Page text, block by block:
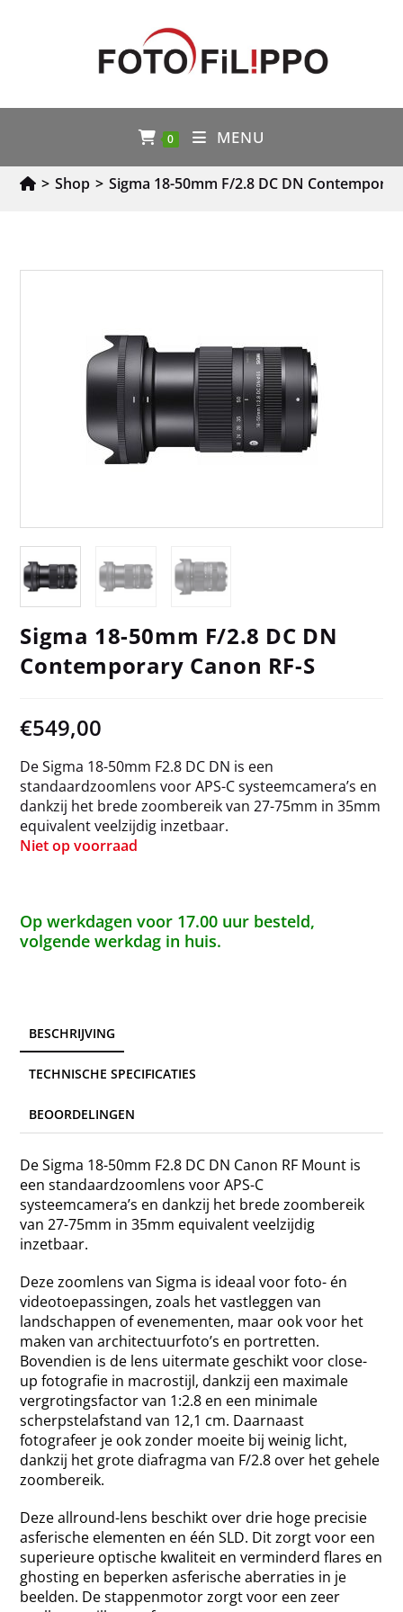
0 MENU
> Shop > Sigma 18-50mm F/2.8 DC DN
Sigma 18-50mm F/2.8 DC DN
Contemporary Canon RF-S
€549,00
De Sigma 18-50mm F2.8 DC DN is een
standaardzoomlens voor APS-C systeemcamera’s en
dankzij het brede zoombereik van 27-75mm in 35mm
equivalent veelzijdig inzetbaar.
Niet op voorraad
Op werkdagen voor 17.00 uur besteld,
volgende werkdag in huis.
BESCHRIJVING
TECHNISCHE SPECIFICATIES
BEOORDELINGEN
De Sigma 18-50mm F2.8 DC DN Canon RF Mount is
een standaardzoomlens voor APS-C
systeemcamera’s en dankzij het brede zoombereik
van 27-75mm in 35mm equivalent veelzijdig
inzetbaar.
Deze zoomlens van Sigma is ideaal voor foto- én
videotoepassingen, zoals het vastleggen van
landschappen of evenementen, maar ook voor het
maken van architectuurfoto’s en portretten.
Bovendien is de lens uitermate geschikt voor close-
up fotografie in macrostijl, dankzij een maximale
vergrotingsfactor van 1:2.8 en een minimale
scherpstelafstand van 12,1 cm. Daarnaast
fotografeer je ook zonder moeite bij weinig licht,
dankzij het grote diafragma van F/2.8 over het gehele
zoombereik.
Deze allround-lens beschikt over drie hoge precisie
asferische elementen en één SLD. Dit zorgt voor een
superieure optische kwaliteit en verminderd flares en
ghosting en beperken asferische aberraties in je
beelden. De stappenmotor zorgt voor een zeer